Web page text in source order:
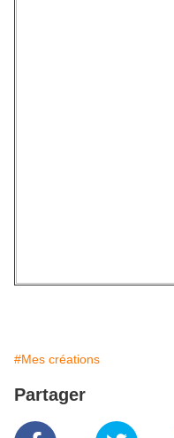
#Mes créations
Partager